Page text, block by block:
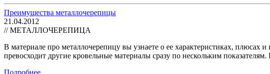
Преимущества металлочерепицы
21.04.2012
// МЕТАЛЛОЧЕРЕПИЦА
В материале про металлочерепицу вы узнаете о ее характеристиках,
превосходит другие кровельные материалы сразу по нескольким
Подробнее